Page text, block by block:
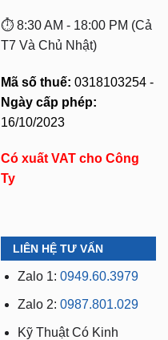
⏱️ 8:30 AM - 18:00 PM (Cả
T7 Và Chủ Nhật)
Mã số thuế: 0318103254 -
Ngày cấp phép:
16/10/2023
Có xuất VAT cho Công
Ty
LIÊN HỆ TƯ VẤN
Zalo 1: 0949.60.3979
Zalo 2: 0987.801.029
Kỹ Thuật Có Kinh